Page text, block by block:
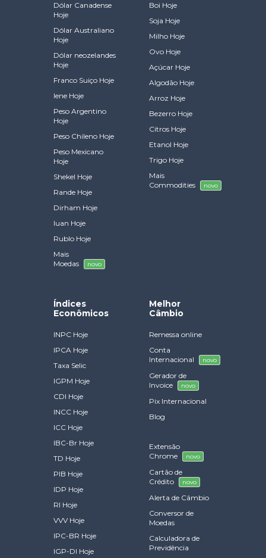
Dólar Canadense
Hoje
Dólar Australiano
Hoje
Dólar neozelandes
Hoje
Franco Suiço Hoje
Iene Hoje
Peso Argentino
Hoje
Peso Chileno Hoje
Peso Mexicano
Hoje
Shekel Hoje
Rande Hoje
Dirham Hoje
Iuan Hoje
Rublo Hoje
Mais
Moedas
novo
Boi Hoje
Soja Hoje
Milho Hoje
Ovo Hoje
Açúcar Hoje
Algodão Hoje
Arroz Hoje
Bezerro Hoje
Citros Hoje
Etanol Hoje
Trigo Hoje
Mais
Commodities
novo
Índices
Econômicos
INPC Hoje
IPCA Hoje
Taxa Selic
IGPM Hoje
CDI Hoje
INCC Hoje
ICC Hoje
IBC-Br Hoje
TD Hoje
PIB Hoje
IDP Hoje
RI Hoje
VVV Hoje
IPC-BR Hoje
IGP-DI Hoje
Melhor
Câmbio
Remessa online
Conta
Internacional
novo
Gerador de
Invoice
novo
Pix Internacional
Blog
Extensão
Chrome
novo
Cartão de
Crédito
novo
Alerta de Câmbio
Conversor de
Moedas
Calculadora de
Previdência